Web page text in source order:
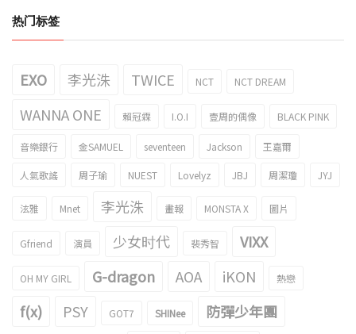
热门标签
EXO 李光洙 TWICE NCT NCT DREAM
WANNA ONE 賴冠霖 I.O.I 壹周的偶像 BLACK PINK
音樂銀行 金SAMUEL seventeen Jackson 王嘉爾
人氣歌謠 周子瑜 NUEST Lovelyz JBJ 周潔瓊 JYJ
泫雅 Mnet 李光洙 畫報 MONSTA X 圖片
Gfriend 演員 少女时代 裴秀智 VIXX
OH MY GIRL G-dragon AOA iKON 熱戀
f(x) PSY GOT7 SHINee 防彈少年團